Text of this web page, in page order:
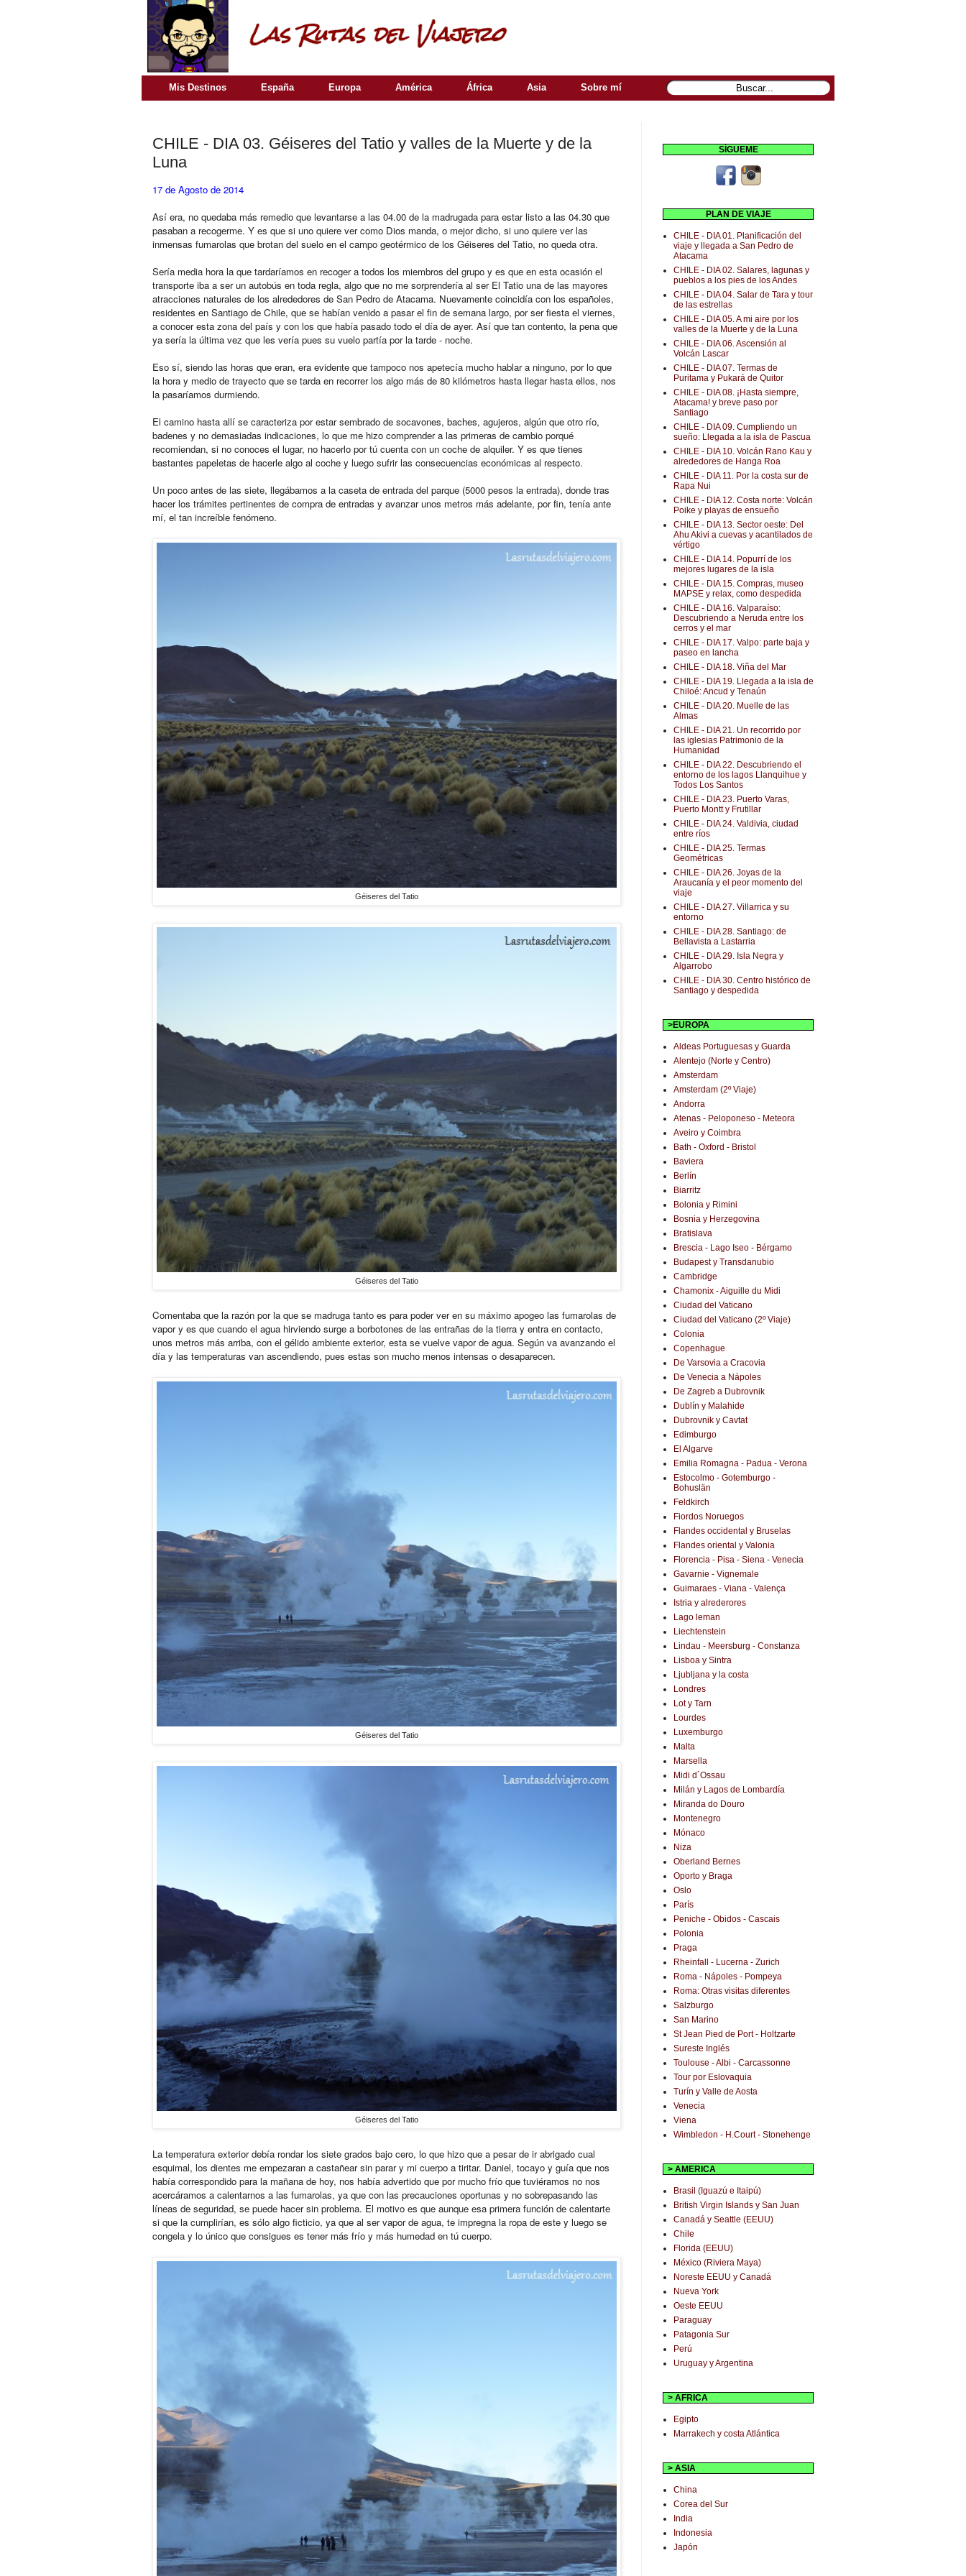
Mis Destinos España Europa América África Asia Sobre mí
CHILE - DIA 03. Géiseres del Tatio y valles de la Muerte y de la
Luna
17 de Agosto de 2014
Así era, no quedaba más remedio que levantarse a las 04.00 de la madrugada para estar listo a las 04.30 que
pasaban a recogerme. Y es que si uno quiere ver como Dios manda, o mejor dicho, si uno quiere ver las
inmensas fumarolas que brotan del suelo en el campo geotérmico de los Géiseres del Tatio, no queda otra.
Sería media hora la que tardaríamos en recoger a todos los miembros del grupo y es que en esta ocasión el
transporte iba a ser un autobús en toda regla, algo que no me sorprendería al ser El Tatio una de las mayores
atracciones naturales de los alrededores de San Pedro de Atacama. Nuevamente coincidía con los españoles,
residentes en Santiago de Chile, que se habían venido a pasar el fin de semana largo, por ser fiesta el viernes,
a conocer esta zona del país y con los que había pasado todo el día de ayer. Así que tan contento, la pena que
ya sería la última vez que les vería pues su vuelo partía por la tarde - noche.
Eso sí, siendo las horas que eran, era evidente que tampoco nos apetecía mucho hablar a ninguno, por lo que
la hora y medio de trayecto que se tarda en recorrer los algo más de 80 kilómetros hasta llegar hasta ellos, nos
la pasaríamos durmiendo.
El camino hasta allí se caracteriza por estar sembrado de socavones, baches, agujeros, algún que otro río,
badenes y no demasiadas indicaciones, lo que me hizo comprender a las primeras de cambio porqué
recomiendan, si no conoces el lugar, no hacerlo por tú cuenta con un coche de alquiler. Y es que tienes
bastantes papeletas de hacerle algo al coche y luego sufrir las consecuencias económicas al respecto.
Un poco antes de las siete, llegábamos a la caseta de entrada del parque (5000 pesos la entrada), donde tras
hacer los trámites pertinentes de compra de entradas y avanzar unos metros más adelante, por fin, tenía ante
mí, el tan increíble fenómeno.
Géiseres del Tatio
Géiseres del Tatio
Comentaba que la razón por la que se madruga tanto es para poder ver en su máximo apogeo las fumarolas de
vapor y es que cuando el agua hirviendo surge a borbotones de las entrañas de la tierra y entra en contacto,
unos metros más arriba, con el gélido ambiente exterior, esta se vuelve vapor de agua. Según va avanzando el
día y las temperaturas van ascendiendo, pues estas son mucho menos intensas o desaparecen.
Géiseres del Tatio
Géiseres del Tatio
La temperatura exterior debía rondar los siete grados bajo cero, lo que hizo que a pesar de ir abrigado cual
esquimal, los dientes me empezaran a castañear sin parar y mi cuerpo a tiritar. Daniel, tocayo y guía que nos
había correspondido para la mañana de hoy, nos había advertido que por mucho frío que tuviéramos no nos
acercáramos a calentarnos a las fumarolas, ya que con las precauciones oportunas y no sobrepasando las
líneas de seguridad, se puede hacer sin problema. El motivo es que aunque esa primera función de calentarte
si que la cumplirían, es sólo algo ficticio, ya que al ser vapor de agua, te impregna la ropa de este y luego se
congela y lo único que consigues es tener más frío y más humedad en tú cuerpo.
SÍGUEME
PLAN DE VIAJE
CHILE - DIA 01. Planificación del
viaje y llegada a San Pedro de
Atacama
CHILE - DIA 02. Salares, lagunas y
pueblos a los pies de los Andes
CHILE - DIA 04. Salar de Tara y tour
de las estrellas
CHILE - DIA 05. A mi aire por los
valles de la Muerte y de la Luna
CHILE - DIA 06. Ascensión al
Volcán Lascar
CHILE - DIA 07. Termas de
Puritama y Pukará de Quitor
CHILE - DIA 08. ¡Hasta siempre,
Atacama! y breve paso por
Santiago
CHILE - DIA 09. Cumpliendo un
sueño: Llegada a la isla de Pascua
CHILE - DIA 10. Volcán Rano Kau y
alrededores de Hanga Roa
CHILE - DIA 11. Por la costa sur de
Rapa Nui
CHILE - DIA 12. Costa norte: Volcán
Poike y playas de ensueño
CHILE - DIA 13. Sector oeste: Del
Ahu Akivi a cuevas y acantilados de
vértigo
CHILE - DIA 14. Popurrí de los
mejores lugares de la isla
CHILE - DIA 15. Compras, museo
MAPSE y relax, como despedida
CHILE - DIA 16. Valparaíso:
Descubriendo a Neruda entre los
cerros y el mar
CHILE - DIA 17. Valpo: parte baja y
paseo en lancha
CHILE - DIA 18. Viña del Mar
CHILE - DIA 19. Llegada a la isla de
Chiloé: Ancud y Tenaún
CHILE - DIA 20. Muelle de las
Almas
CHILE - DIA 21. Un recorrido por
las iglesias Patrimonio de la
Humanidad
CHILE - DIA 22. Descubriendo el
entorno de los lagos Llanquihue y
Todos Los Santos
CHILE - DIA 23. Puerto Varas,
Puerto Montt y Frutillar
CHILE - DIA 24. Valdivia, ciudad
entre ríos
CHILE - DIA 25. Termas
Geométricas
CHILE - DIA 26. Joyas de la
Araucanía y el peor momento del
viaje
CHILE - DIA 27. Villarrica y su
entorno
CHILE - DIA 28. Santiago: de
Bellavista a Lastarria
CHILE - DIA 29. Isla Negra y
Algarrobo
CHILE - DIA 30. Centro histórico de
Santiago y despedida
>EUROPA
Aldeas Portuguesas y Guarda
Alentejo (Norte y Centro)
Amsterdam
Amsterdam (2º Viaje)
Andorra
Atenas - Peloponeso - Meteora
Aveiro y Coimbra
Bath - Oxford - Bristol
Baviera
Berlín
Biarritz
Bolonia y Rimini
Bosnia y Herzegovina
Bratislava
Brescia - Lago Iseo - Bérgamo
Budapest y Transdanubio
Cambridge
Chamonix - Aiguille du Midi
Ciudad del Vaticano
Ciudad del Vaticano (2º Viaje)
Colonia
Copenhague
De Varsovia a Cracovia
De Venecia a Nápoles
De Zagreb a Dubrovnik
Dublín y Malahide
Dubrovnik y Cavtat
Edimburgo
El Algarve
Emilia Romagna - Padua - Verona
Estocolmo - Gotemburgo -
Bohuslän
Feldkirch
Fiordos Noruegos
Flandes occidental y Bruselas
Flandes oriental y Valonia
Florencia - Pisa - Siena - Venecia
Gavarnie - Vignemale
Guimaraes - Viana - Valença
Istria y alrederores
Lago leman
Liechtenstein
Lindau - Meersburg - Constanza
Lisboa y Sintra
Ljubljana y la costa
Londres
Lot y Tarn
Lourdes
Luxemburgo
Malta
Marsella
Midi d´Ossau
Milán y Lagos de Lombardía
Miranda do Douro
Montenegro
Mónaco
Niza
Oberland Bernes
Oporto y Braga
Oslo
París
Peniche - Obidos - Cascais
Polonia
Praga
Rheinfall - Lucerna - Zurich
Roma - Nápoles - Pompeya
Roma: Otras visitas diferentes
Salzburgo
San Marino
St Jean Pied de Port - Holtzarte
Sureste Inglés
Toulouse - Albi - Carcassonne
Tour por Eslovaquia
Turín y Valle de Aosta
Venecia
Viena
Wimbledon - H.Court - Stonehenge
> AMERICA
Brasil (Iguazú e Itaipú)
British Virgin Islands y San Juan
Canadá y Seattle (EEUU)
Chile
Florida (EEUU)
México (Riviera Maya)
Noreste EEUU y Canadá
Nueva York
Oeste EEUU
Paraguay
Patagonia Sur
Perú
Uruguay y Argentina
> AFRICA
Egipto
Marrakech y costa Atlántica
> ASIA
China
Corea del Sur
India
Indonesia
Japón